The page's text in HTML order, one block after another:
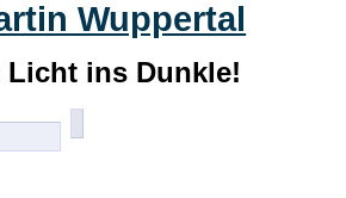
Wuppertal
ins Dunkle!